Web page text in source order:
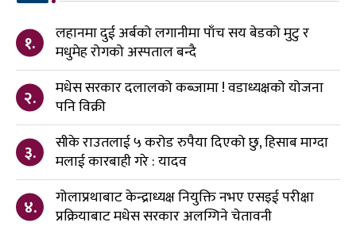
१.
लहानमा दुई अर्बको लगानीमा पाँच सय बेडको मुटु र
मधुमेह रोगको अस्पताल बन्दै
२.
मधेस सरकार दलालको कब्जामा ! वडाध्यक्षको योजना
पनि विक्री
३.
सीके राउतलाई ५ करोड रुपैया दिएको छु, हिसाब माग्दा
मलाई कारबाही गरे : यादव
४.
गोलाप्रथाबाट केन्द्राध्यक्ष नियुक्ति नभए एसइई परीक्षा
प्रक्रियाबाट मधेस सरकार अलग्गिने चेतावनी